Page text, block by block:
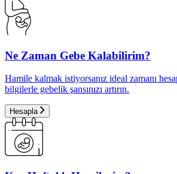
Ne Zaman Gebe Kalabilirim?
Hamile kalmak istiyorsanız ideal zamanı
bilgilerle gebelik şansınızı artırın.
Hesapla